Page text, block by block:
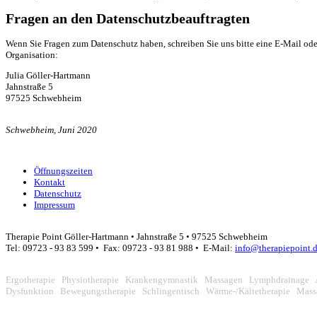
Fragen an den Datenschutzbeauftragten
Wenn Sie Fragen zum Datenschutz haben, schreiben Sie uns bitte eine E-Mail
Organisation:
Julia Göller-Hartmann
Jahnstraße 5
97525 Schwebheim
Schwebheim, Juni 2020
Öffnungszeiten
Kontakt
Datenschutz
Impressum
Therapie Point Göller-Hartmann • Jahnstraße 5 • 97525 Schwebheim
Tel: 09723 - 93 83 599 • Fax: 09723 - 93 81 988 • E-Mail:
Ergotherapie Physiotherapie Krankengymnastik Massagen
Dysfunktion Bewegungstherapie Schlingentisch Wärme-/Kältetherapie